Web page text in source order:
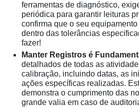
ferramentas de diagnóstico,
periódica para garantir leituras
confirma que o seu
dentro das tolerâncias
fazer!
Manter Registros é
detalhados de todas as
calibração, incluindo datas, as
ações específicas realizadas.
demonstra o cumprimento das
grande valia em caso de